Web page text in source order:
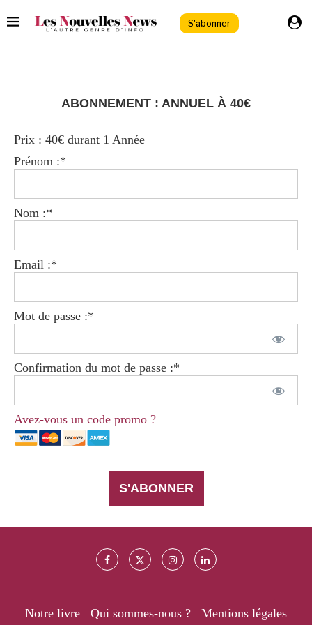
S'abonner
ABONNEMENT : ANNUEL À 40€
Prix : 40€ durant 1 Année
Prénom :*
Nom :*
Email :*
Mot de passe :*
Confirmation du mot de passe :*
Avez-vous un code promo ?
Notre livre Qui sommes-nous ?
Mentions légales